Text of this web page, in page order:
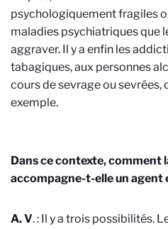
psychologiquement fragiles
maladies psychiatriques que
aggraver. Il y a enfin les
tabagiques, aux personnes
cours de sevrage ou
exemple.
Dans ce contexte, comment
accompagne-t-elle un agent
A. V. : Il y a trois possibilités.